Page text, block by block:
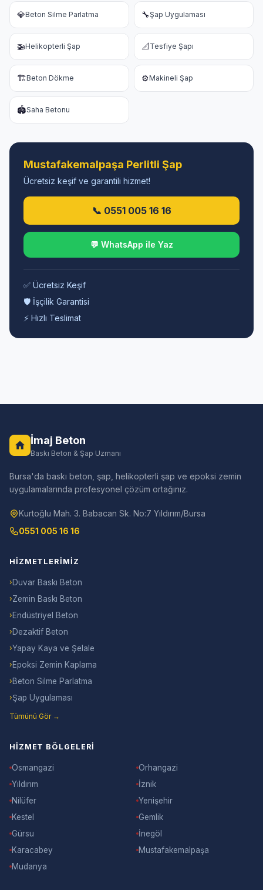
💎Beton Silme Parlatma 🔧Şap Uygulaması
🚁Helikopterli Şap 📐Tesfiye Şapı
🏗️Beton Dökme ⚙️Makineli Şap
🏟️Saha Betonu
Mustafakemalpaşa Perlitli Şap
Ücretsiz keşif ve garantili hizmet!
📞 0551 005 16 16
💬 WhatsApp ile Yaz
✅ Ücretsiz Keşif
🛡️ İşçilik Garantisi
⚡ Hızlı Teslimat
İmaj Beton
Baskı Beton & Şap Uzmanı
Bursa'da baskı beton, şap, helikopterli şap ve epoksi zemin
uygulamalarında profesyonel çözüm ortağınız.
Kurtoğlu Mah. 3. Babacan Sk. No:7 Yıldırım/Bursa
0551 005 16 16
HIZMETLERIMIZ
› Duvar Baskı Beton
›Zemin Baskı Beton
› Endüstriyel Beton
› Dezaktif Beton
›Yapay Kaya ve Şelale
› Epoksi Zemin Kaplama
› Beton Silme Parlatma
›Şap Uygulaması
Tümünü Gör →
HIZMET BÖLGELERI
Osmangazi
Yıldırım
Nilüfer
Kestel
Gürsu
Karacabey
Mudanya
Orhangazi
İznik
Yenişehir
Gemlik
İnegöl
Mustafakemalpaşa